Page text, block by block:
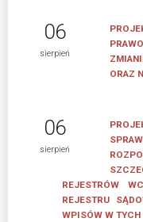
06
sierpień
ORAZ
06
sierpień
REJESTRÓW
REJESTRU
WPISÓW W